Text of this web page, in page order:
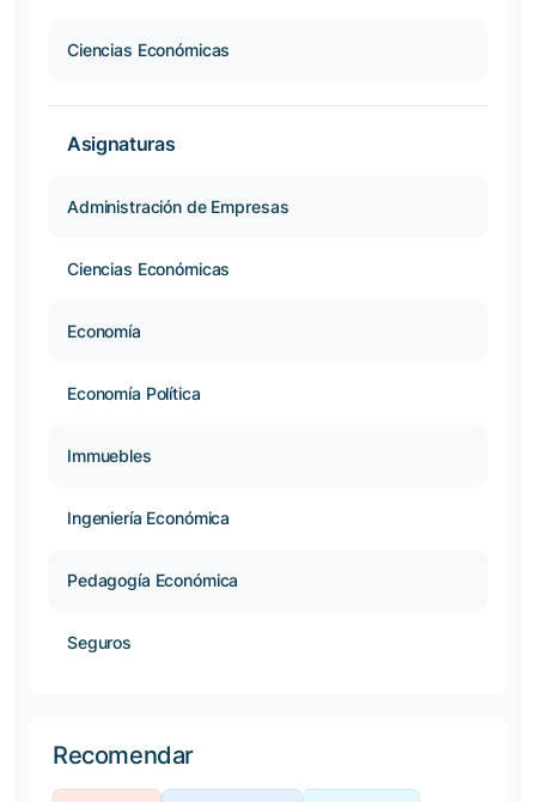
Ciencias Económicas
Asignaturas
Administración de Empresas
Ciencias Económicas
Economía
Economía Política
Immuebles
Ingeniería Económica
Pedagogía Económica
Seguros
Recomendar